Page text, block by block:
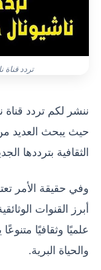
تردد قناة
حيث يبحث العديد من
الثقافية بترددها
وفي حقيقة الأمر
أبرز القنوات
علميًا وثقافيًا
والحياة البرية.